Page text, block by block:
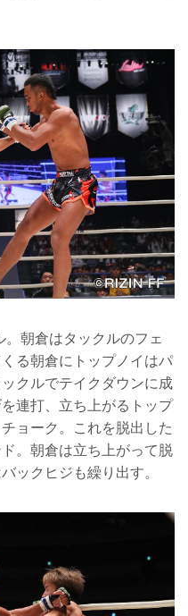
朝倉はタックルのフェ
る朝倉にトップノイはパ
クルでテイクダウンに成
連打、立ち上がるトップ
ョーク。これを脱出した
。朝倉は立ち上がって脱
ックヒジも繰り出す。